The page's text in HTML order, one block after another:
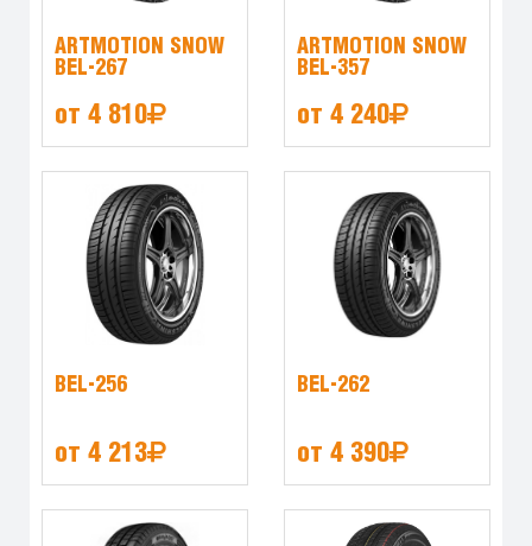
ARTMOTION SNOW
BEL-267
от 4 810
ARTMOTION SNOW
BEL-357
от 4 240
BEL-256
от 4 213
BEL-262
от 4 390